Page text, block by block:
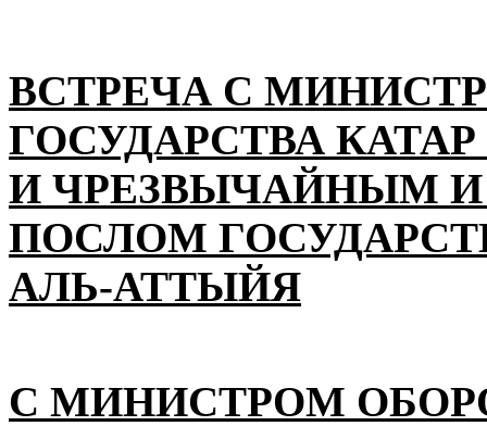
ВСТРЕЧА С
ГОСУДАРСТВА
И ЧРЕЗВЫЧАЙНЫМ
ПОСЛОМ
АЛЬ-АТТЫЙЯ
С МИНИСТРОМ